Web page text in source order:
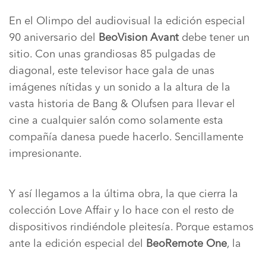
En el Olimpo del audiovisual la edición especial
90 aniversario del
BeoVision Avantdebe tener un
sitio. Con unas grandiosas 85 pulgadas de
diagonal, este televisor hace gala de unas
imágenes nítidas y un sonido a la altura de la
vasta historia de Bang & Olufsen para llevar el
cine a cualquier salón como solamente esta
compañía danesa puede hacerlo. Sencillamente
impresionante.
Y así llegamos a la última obra, la que cierra la
colección Love Affair y lo hace con el resto de
dispositivos rindiéndole pleitesía. Porque estamos
ante la edición especial del
BeoRemote One, la